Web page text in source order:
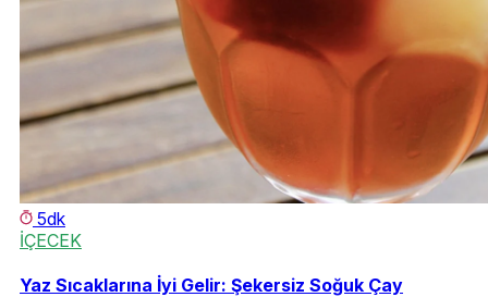
5dk
İÇECEK
Yaz Sıcaklarına İyi Gelir: Şekersiz Soğuk Çay